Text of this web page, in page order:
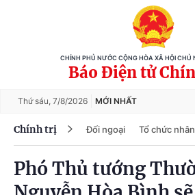
CHÍNH PHỦ NƯỚC CỘNG HÒA XÃ HỘI CHỦ
Báo Điện tử
Thứ sáu, 7/8/2026 MỚI NHẤT
Chính trị Đối ngoại Tổ chức
Phó Thủ tướng